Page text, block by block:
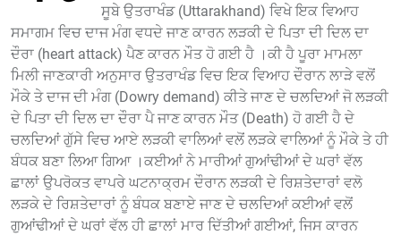
ਸੂਬੇ ਉਤਰਾਖੰਡ (Uttarakhand) ਵਿਖੇ ਇਕ ਵਿਆਹ
ਸਮਾਗਮ ਵਿਚ ਦਾਜ ਮੰਗ ਵਧਦੇ ਜਾਣ ਕਾਰਨ ਲੜਕੀ ਦੇ ਪਿਤਾ ਦੀ ਦਿਲ ਦਾ
ਦੌਰਾ (heart attack) ਪੈਣ ਕਾਰਨ ਮੌਤ ਹੋ ਗਈ ਹੈ ।ਕੀ ਹੈ ਪੂਰਾ ਮਾਮਲਾ
ਮਿਲੀ ਜਾਣਕਾਰੀ ਅਨੁਸਾਰ ਉਤਰਾਖੰਡ ਵਿਚ ਇਕ ਵਿਆਹ ਦੌਰਾਨ ਲਾੜੇ ਵਲੋਂ
ਮੌਕੇ ਤੇ ਦਾਜ ਦੀ ਮੰਗ (Dowry demand) ਕੀਤੇ ਜਾਣ ਦੇ ਚਲਦਿਆਂ ਜੋ ਲੜਕੀ
ਦੇ ਪਿਤਾ ਦੀ ਦਿਲ ਦਾ ਦੌਰਾ ਪੈ ਜਾਣ ਕਾਰਨ ਮੌਤ (Death) ਹੋ ਗਈ ਹੈ ਦੇ
ਚਲਦਿਆਂ ਗੁੱਸੇ ਵਿਚ ਆਏ ਲੜਕੀ ਵਾਲਿਆਂ ਵਲੋਂ ਲੜਕੇ ਵਾਲਿਆਂ ਨੂੰ ਮੌਕੇ ਤੇ ਹੀ
ਬੰਧਕ ਬਣਾ ਲਿਆ ਗਿਆ ।ਕਈਆਂ ਨੇ ਮਾਰੀਆਂ ਗੁਆਂਢੀਆਂ ਦੇ ਘਰਾਂ ਵੱਲ
ਛਾਲਾਂ ਉਪਰੋਕਤ ਵਾਪਰੇ ਘਟਨਾਕ੍ਰਮ ਦੌਰਾਨ ਲੜਕੀ ਦੇ ਰਿਸ਼ਤੇਦਾਰਾਂ ਵਲੋ
ਲੜਕੇ ਦੇ ਰਿਸ਼ਤੇਦਾਰਾਂ ਨੂੰ ਬੰਧਕ ਬਣਾਏ ਜਾਣ ਦੇ ਚਲਦਿਆਂ ਕਈਆਂ ਵਲੋਂ
ਗੁਆਂਢੀਆਂ ਦੇ ਘਰਾਂ ਵੱਲ ਹੀ ਛਾਲਾਂ ਮਾਰ ਦਿੱਤੀਆਂ ਗਈਆਂ, ਜਿਸ ਕਾਰਨ